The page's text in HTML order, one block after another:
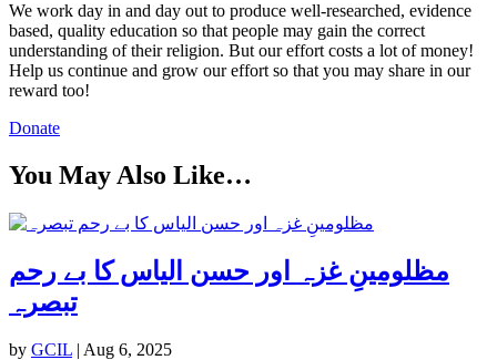
We work day in and day out to produce well-researched, evidence
based, quality education so that people may gain the correct
understanding of their religion. But our effort costs a lot of money!
Help us continue and grow our effort so that you may share in our
reward too!
Donate
You May Also Like…
مظلومینِ غزہ اور حسن الیاس کا بے رحم
تبصرہ
by GCIL | Aug 6, 2025